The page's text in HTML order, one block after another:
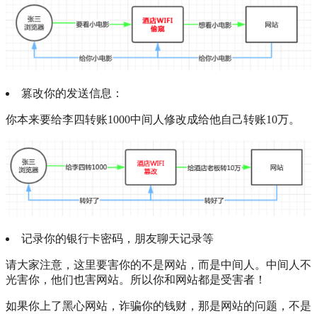
篡改你的发送信息：
你本来要给李四转账1000中间人修改成给他自己转账10万。
记录你的银行卡密码，朋友聊天记录等
请大家注意，这里要害你的不是网站，而是中间人。中间人不
光害你，他们也害网站。所以你和网站都是受害者！
如果你上了黑心网站，诈骗你的钱财，那是网站的问题，不是